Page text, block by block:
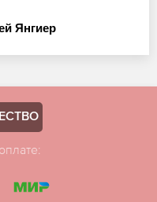
Янгиер